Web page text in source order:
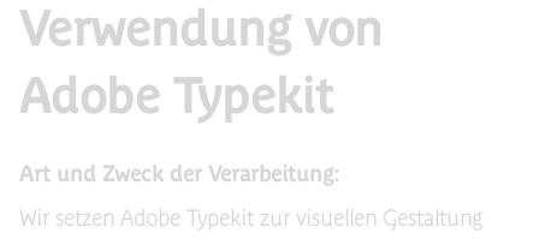
Verwendung von
Adobe Typekit
Art und Zweck der Verarbeitung:
Wir setzen Adobe Typekit zur visuellen Gestaltung